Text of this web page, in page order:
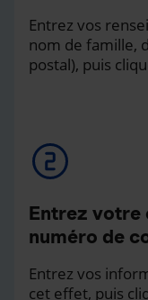
Entrez vos
nom de famille,
postal), puis
Entrez votre
numéro de
Entrez vos
cet effet, puis